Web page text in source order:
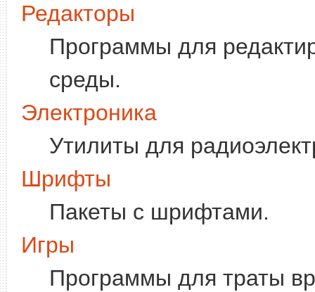
Редакторы
Программы для
среды.
Электроника
Утилиты для
Шрифты
Пакеты с шрифтами.
Игры
Программы для траты